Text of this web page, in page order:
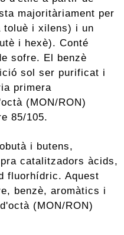
majoritàriament per
toluè i xilens) i un
i hexè). Conté
sofre. El benzè
sol ser purificat i
primera
(MON/RON)
85/105.
i butens,
catalitzadors àcids,
fluorhídric. Aquest
benzè, aromàtics i
(MON/RON)